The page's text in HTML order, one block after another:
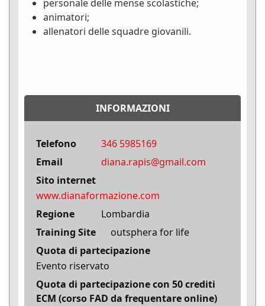
personale delle mense scolastiche;
animatori;
allenatori delle squadre giovanili.
INFORMAZIONI
Telefono
346 5985169
Email
diana.rapis@gmail.com
Sito internet
www.dianaformazione.com
Regione
Lombardia
Training Site
outsphera for life
Quota di partecipazione
Evento riservato
Quota di partecipazione con 50 crediti
ECM (corso FAD da frequentare online)